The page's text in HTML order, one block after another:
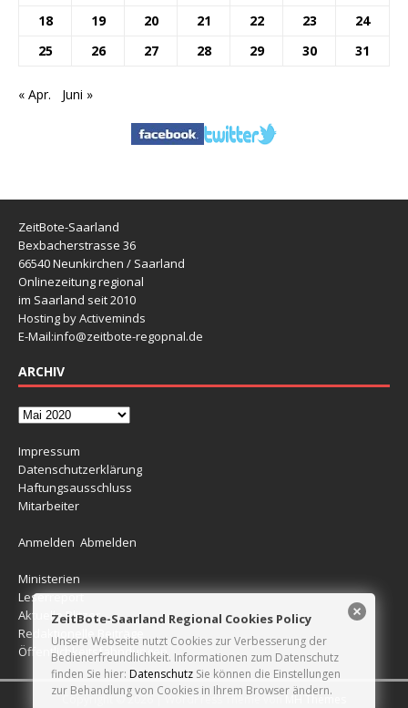
18
19 20 21 22 23
24
25
26 27 28 29 30 31
« Apr. Juni »
ZeitBote-Saarland
Bexbacherstrasse 36
66540 Neunkirchen / Saarland
Onlinezeitung regional
im Saarland seit 2010
Hosting by Activeminds
E-Mail:info@zeitbote-regopnal.de
ARCHIV
Impressum
Datenschutzerklärung
Haftungsausschluss
Mitarbeiter
Anmelden Abmelden
Ministerien
Leserreport
Aktuelle Blitzer
Redaktionelle Beiträge
Öffentlichkeitsfahndungen
Copyright © 2026 | WordPress Theme vonMH Themes
ZeitBote-Saarland Regional Cookies Policy
Unsere Webseite nutzt Cookies zur Verbesserung der
Bedienerfreundlichkeit. Informationen zum Datenschutz
finden Sie hier: Datenschutz Sie können die Einstellungen
zur Behandlung von Cookies in Ihrem Browser ändern.